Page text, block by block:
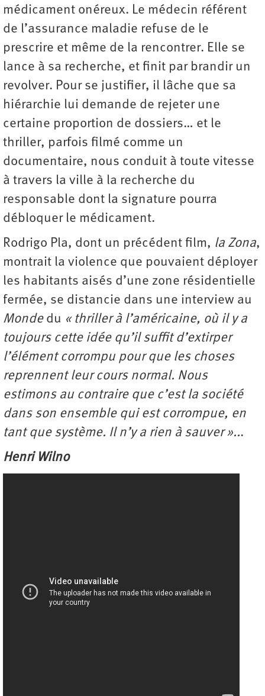
médicament onéreux. Le médecin référent
de l’assurance maladie refuse de le
prescrire et même de la rencontrer. Elle se
lance à sa recherche, et finit par brandir un
revolver. Pour se justifier, il lâche que sa
hiérarchie lui demande de rejeter une
certaine proportion de dossiers… et le
thriller, parfois filmé comme un
documentaire, nous conduit à toute vitesse
à travers la ville à la recherche du
responsable dont la signature pourra
débloquer le médicament.
Rodrigo Pla, dont un précédent film, la Zona,
montrait la violence que pouvaient déployer
les habitants aisés d’une zone résidentielle
fermée, se distancie dans une interview au
Mondedu « thriller à l’américaine, où il y a
toujours cette idée qu’il suffit d’extirper
l’élément corrompu pour que les choses
reprennent leur cours normal. Nous
estimons au contraire que c’est la société
dans son ensemble qui est corrompue, en
tant que système. Il n’y a rien à sauver »...
Henri Wilno